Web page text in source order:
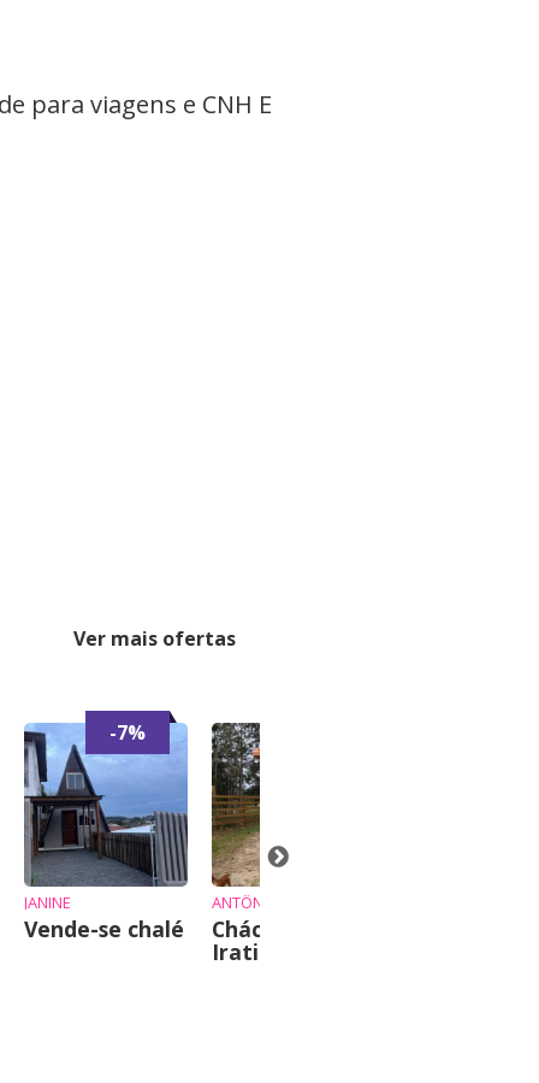
para viagens e CNH E
Ver mais ofertas
-7%
JANINE
Vende-se chalé
ANTÔNIO
Chácara em
Irati